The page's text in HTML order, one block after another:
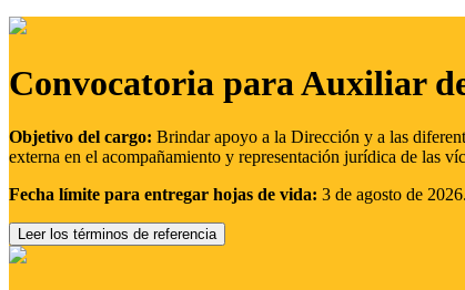
Convocatoria para Auxiliar
Objetivo del cargo: Brindar apoyo a la Dirección y a las
externa en el acompañamiento y representación jurídica de las
Fecha límite para entregar hojas de vida: 3 de agosto de 2026.
Leer los términos de referencia